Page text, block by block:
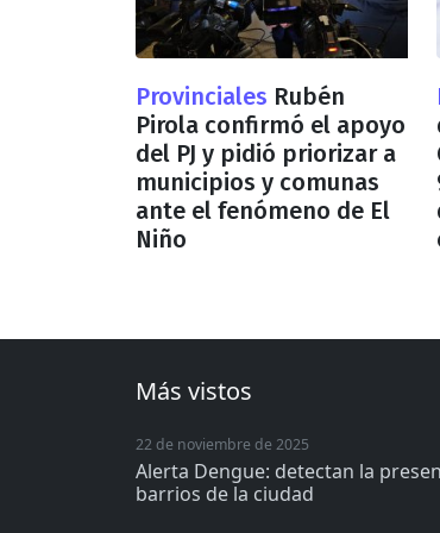
Provinciales Rubén
Pirola confirmó el apoyo
del PJ y pidió priorizar a
municipios y comunas
ante el fenómeno de El
Niño
Más vistos
22 de noviembre de 2025
Alerta Dengue: detectan la
barrios de la ciudad